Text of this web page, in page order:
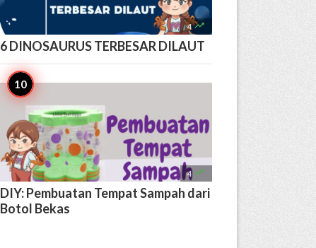
4 
6 DINOSAURUS TERBESAR DILAUT
4 
DIY: Pembuatan Tempat Sampah dari
Botol Bekas